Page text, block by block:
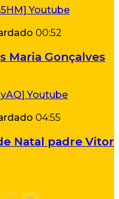
00:52
Maria Gonçalves
04:55
Natal padre Vitor